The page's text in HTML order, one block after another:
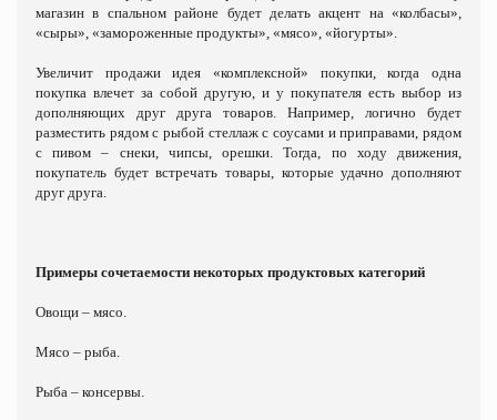
магазин в спальном районе будет делать акцент на «колбасы»,
«сыры», «замороженные продукты», «мясо», «йогурты».
Увеличит продажи идея «комплексной» покупки, когда одна
покупка влечет за собой другую, и у покупателя есть выбор из
дополняющих друг друга товаров. Например, логично будет
разместить рядом с рыбой стеллаж с соусами и приправами, рядом
с пивом – снеки, чипсы, орешки. Тогда, по ходу движения,
покупатель будет встречать товары, которые удачно дополняют
друг друга.
Примеры сочетаемости некоторых продуктовых категорий
Овощи – мясо.
Мясо – рыба.
Рыба – консервы.